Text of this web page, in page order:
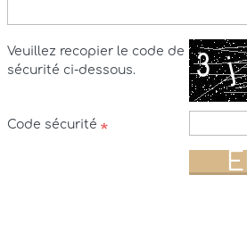
Veuillez recopier le code de
sécurité ci-dessous.
Code sécurité